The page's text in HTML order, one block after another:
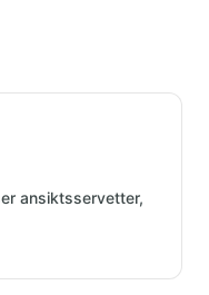
ansiktsservetter,